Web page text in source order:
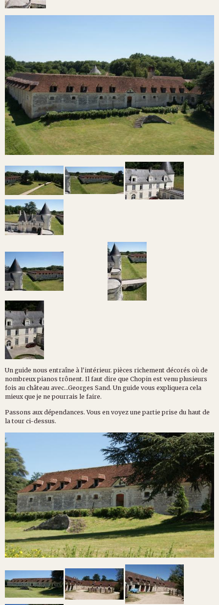
Un guide nous entraîne à l'intérieur. pièces richement décorés où de
nombreux pianos trônent. Il faut dire que Chopin est venu plusieurs
fois au château avec...Georges Sand. Un guide vous expliquera cela
mieux que je ne pourrais le faire.
Passons aux dépendances. Vous en voyez une partie prise du haut de
la tour ci-dessus.